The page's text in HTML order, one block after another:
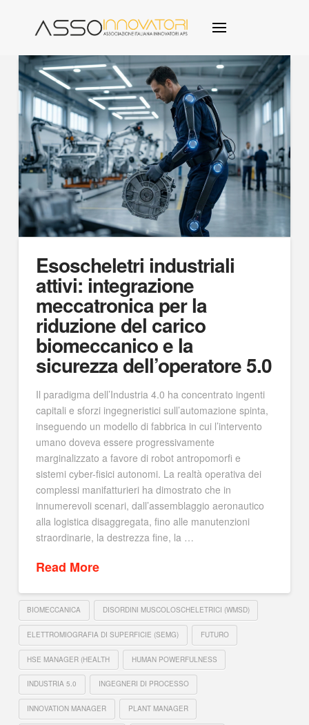
Esoscheletri industriali
attivi: integrazione
meccatronica per la
riduzione del carico
biomeccanico e la
sicurezza dell’operatore 5.0
Il paradigma dell’Industria 4.0 ha concentrato ingenti
capitali e sforzi ingegneristici sull’automazione spinta,
inseguendo un modello di fabbrica in cui l’intervento
umano doveva essere progressivamente
marginalizzato a favore di robot antropomorfi e
sistemi cyber-fisici autonomi. La realtà operativa dei
complessi manifatturieri ha dimostrato che in
innumerevoli scenari, dall’assemblaggio aeronautico
alla logistica disaggregata, fino alle manutenzioni
straordinarie, la destrezza fine, la …
Read More
BIOMECCANICA DISORDINI MUSCOLOSCHELETRICI (WMSD)
ELETTROMIOGRAFIA DI SUPERFICIE (SEMG) FUTURO
HSE MANAGER (HEALTH HUMAN POWERFULNESS
INDUSTRIA 5.0 INGEGNERI DI PROCESSO
INNOVATION MANAGER PLANT MANAGER